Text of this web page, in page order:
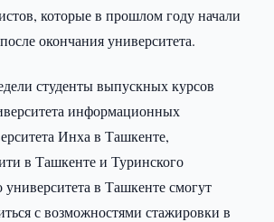
которые в прошлом году начали
окончания университета.
студенты выпускных курсов
информационных
Инха в Ташкенте,
в Ташкенте и Туринского
университета в Ташкенте смогут
с возможностями стажировки в